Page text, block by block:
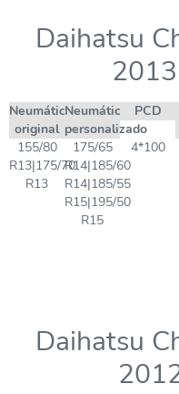
Daihatsu
Neumático
original
Neumático
personalizado
PCD
155/80
R13|175/70
R13
175/65
R14|185/60
R14|185/55
R15|195/50
R15
4*100
Daihatsu